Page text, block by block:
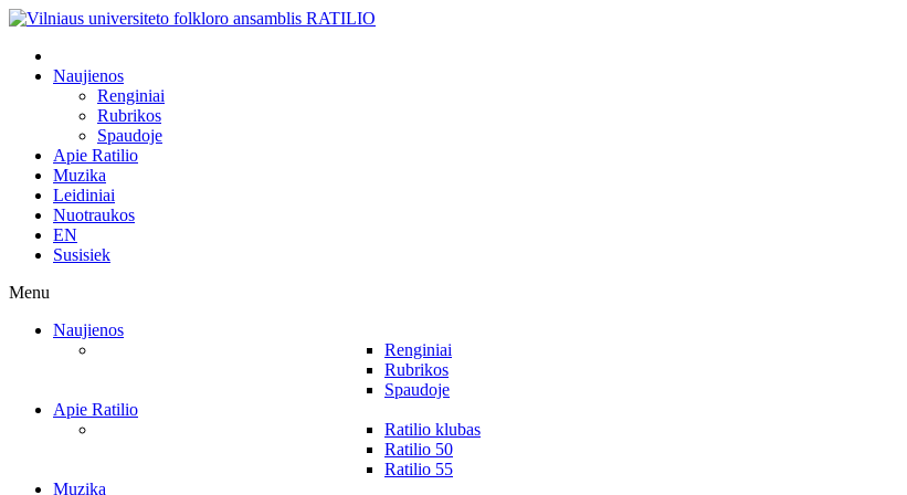
Naujienos
Renginiai
Rubrikos
Spaudoje
Apie Ratilio
Muzika
Leidiniai
Nuotraukos
EN
Susisiek
Menu
Naujienos
Renginiai
Rubrikos
Spaudoje
Apie Ratilio
Ratilio klubas
Ratilio 50
Ratilio 55
Muzika